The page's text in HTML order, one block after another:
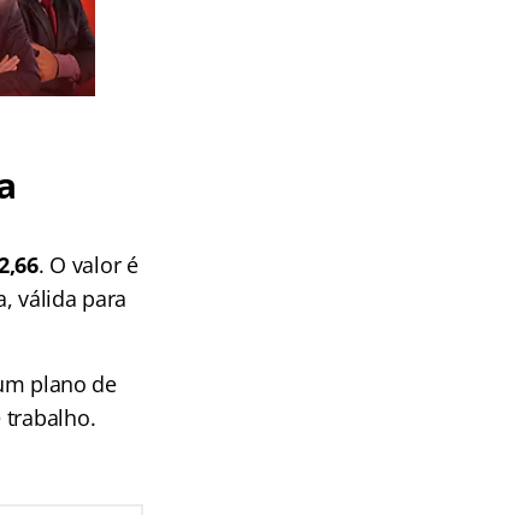
. O valor é
válida para
plano de
trabalho.